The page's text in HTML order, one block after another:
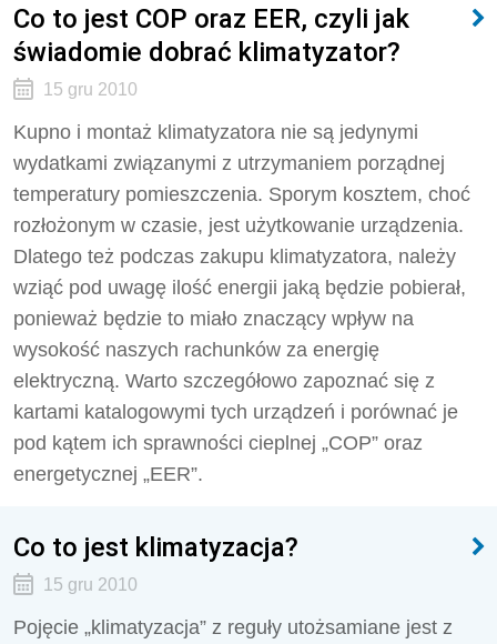
Co to jest COP oraz EER, czyli jak
świadomie dobrać klimatyzator?
15 gru 2010
Kupno i montaż klimatyzatora nie są jedynymi
wydatkami związanymi z utrzymaniem porządnej
temperatury pomieszczenia. Sporym kosztem, choć
rozłożonym w czasie, jest użytkowanie urządzenia.
Dlatego też podczas zakupu klimatyzatora, należy
wziąć pod uwagę ilość energii jaką będzie pobierał,
ponieważ będzie to miało znaczący wpływ na
wysokość naszych rachunków za energię
elektryczną. Warto szczegółowo zapoznać się z
kartami katalogowymi tych urządzeń i porównać je
pod kątem ich sprawności cieplnej „COP” oraz
energetycznej „EER”.
Co to jest klimatyzacja?
15 gru 2010
Pojęcie „klimatyzacja” z reguły utożsamiane jest z